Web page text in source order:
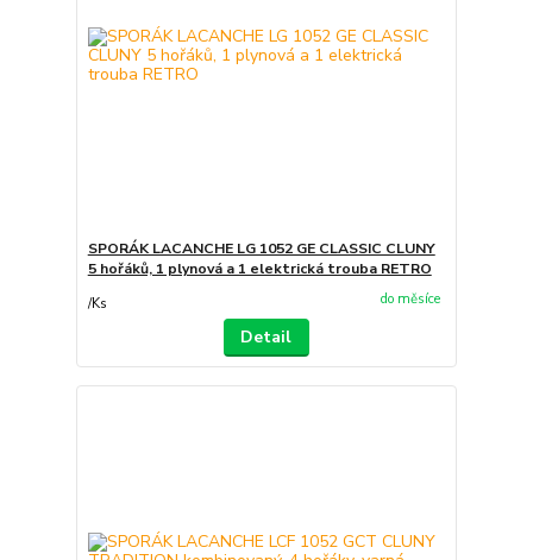
SPORÁK LACANCHE LG 1052 GE CLASSIC CLUNY
5 hořáků, 1 plynová a 1 elektrická trouba RETRO
/Ks do měsíce
Detail